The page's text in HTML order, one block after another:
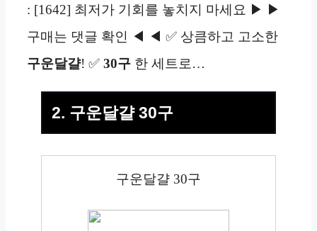
: [1642] 최저가 기회를 놓치지 마세요 ▶ ▶
구매는 댓글 확인 ◀ ◀ ✅ 상큼하고 고소한
구운달걀! ✅ 30구 한 세트로…
2. 구운달걀 30구
구운달걀 30구